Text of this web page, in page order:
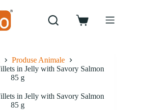
Coș
Produse Animale
in Jelly with Savory Salmon
85 g
in Jelly with Savory Salmon
85 g